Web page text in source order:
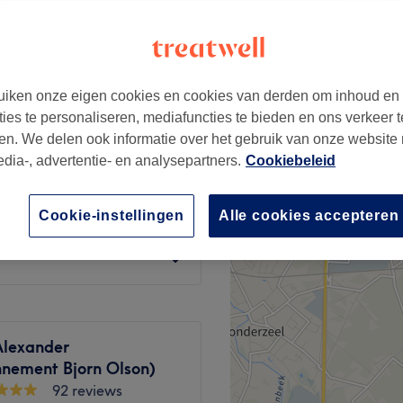
vanaf €84
vanaf €92
vanaf €92
Bjorn Olson)
92 reviews
onze eigen cookies en cookies van derden om inhoud en
te personaliseren, mediafuncties te bieden en ons verkeer
We delen ook informatie over het gebruik van onze website
, advertentie- en analysepartners. Cookiebeleid
Alle cookies accepteren
Cookie-instellingen